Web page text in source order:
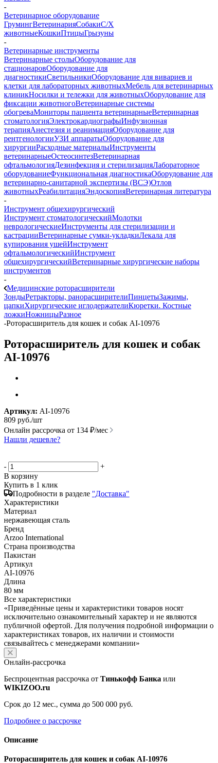
-
Ветеринарное оборудование
ГрумингВетеринарияСобакиС/Х
животныеКошкиПтицыГрызуны
-
Ветеринарные инструменты
Ветеринарные столыОборудование для
стационаровОборудование для
диагностикиСветильникиОборудование для вивариев и
клетки для лабораторных животныхМебель для ветеринарных
клиникНосилки и тележки для животныхОборудование для
фиксации животногоВетеринарные системы
обогреваМониторы пациента ветеринарныеВетеринарная
стоматологияЭлектрокардиографыИнфузионная
терапияАнестезия и реанимацияОборудование для
рентгенологииУЗИ аппаратыОборудование для
хирургииРасходные материалыИнструменты
ветеринарныеОстеосинтезВетеринарная
офтальмологияДезинфекция и стерилизацияЛабораторное
оборудованиеФункциональная диагностикаОборудование для
ветеринарно-санитарной экспертизы (ВСЭ)Отлов
животныхРеабилитацияЭндоскопияВетеринарная литература
-
Инструмент общехирургический
Инструмент стоматологическийМолотки
неврологическиеИнструменты для стерилизации и
кастрацииВетеринарные сумки-укладкиЛекала для
купирования ушейИнструмент
офтальмологическийИнструмент
общехирургическийВетеринарные хирургические наборы
инструментов
-
Медицинские роторасширители
ЗондыРетракторы, ранорасширителиПинцетыЗажимы,
цапкиХирургические иглодержателиКюретки. Костные
ложкиНожницыРазное
-Роторасширитель для кошек и собак AI-10976
Роторасширитель для кошек и собак
AI-10976
Артикул: AI-10976
809 руб./шт
Онлайн рассрочка от 134 ₽/мес
Нашли дешевле?
-
+
В корзину
Купить в 1 клик
Подробности в разделе "Доставка"
Характеристики
Материал
нержавеющая сталь
Бренд
Arzoo International
Страна производства
Пакистан
Артикул
AI-10976
Длина
80 мм
Все характеристики
«Приведённые цены и характеристики товаров носят
исключительно ознакомительный характер и не являются
публичной офертой. Для получения подробной информации о
характеристиках товаров, их наличии и стоимости
связывайтесь с менеджерами компании»
Онлайн-рассрочка
Беспроцентная рассрочка от Тинькофф Банка или
WIKIZOO.ru
Срок до 12 мес., сумма до 500 000 руб.
Подробнее о рассрочке
Описание
Роторасширитель для кошек и собак AI-10976